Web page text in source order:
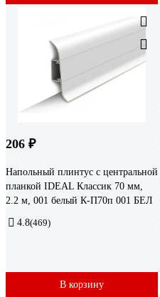
206 ₽
Напольный плинтус с центральной
планкой IDEAL Классик 70 мм,
2.2 м, 001 белый К-П70п 001 БЕЛ
4.8(469)
В корзину